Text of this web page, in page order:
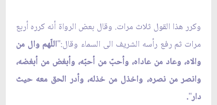
وكرر هذا القول ثلاث مرات. وقال بعض الرواة أنه كرره أربع
مرات ثم رفع رأسه الشريف الى السماء وقال:"اللّهم وال من
والاه، وعاد من عاداه، وأحبّ من أحبّه، وأبغض من أبغضه،
وانصر من نصره، واخذل من خذله، وأدر الحق معه حيث
دار"
.